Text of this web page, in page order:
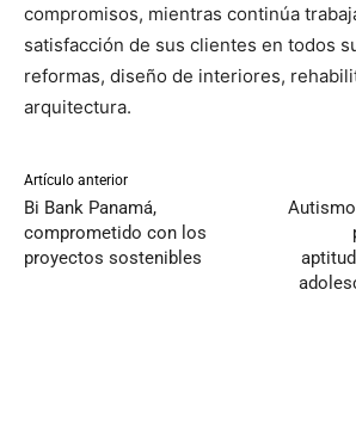
compromisos, mientras continúa
satisfacción de sus clientes en todos
reformas, diseño de interiores,
arquitectura.
Artículo anterior
Bi Bank Panamá,
comprometido con los
proyectos sostenibles